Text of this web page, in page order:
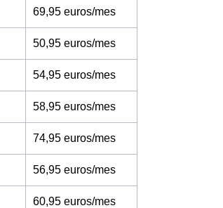
69,95 euros/mes
50,95 euros/mes
54,95 euros/mes
58,95 euros/mes
74,95 euros/mes
56,95 euros/mes
60,95 euros/mes